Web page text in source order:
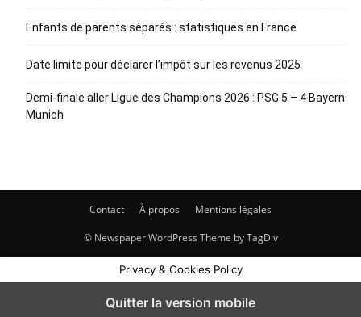
Enfants de parents séparés : statistiques en France
Date limite pour déclarer l’impôt sur les revenus 2025
Demi-finale aller Ligue des Champions 2026 : PSG 5 – 4 Bayern
Munich
Contact À propos Mentions légales
© Newspaper WordPress Theme by TagDiv
Privacy & Cookies Policy
Quitter la version mobile